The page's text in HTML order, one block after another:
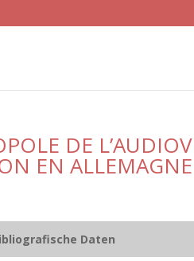
DE
EN ALLEMAGNE
Daten